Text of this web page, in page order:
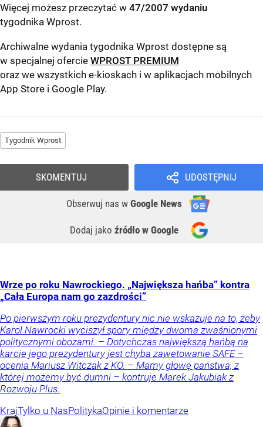
Więcej możesz przeczytać w 47/2007 wydaniu
tygodnika Wprost.
Archiwalne wydania tygodnika Wprost dostępne są
w specjalnej ofercie WPROST PREMIUM
oraz we wszystkich e-kioskach i w aplikacjach mobilnych
App Store i Google Play.
Tygodnik Wprost
UDOSTĘPNIJ
Obserwuj nas w Google News
Dodaj jako źródło w Google
SKOMENTUJ
Wrze po roku Nawrockiego. „Największa hańba” kontra
„Cała Europa nam go zazdrości”
Po pierwszym roku prezydentury nic nie wskazuje na to, żeby
Karol Nawrocki wyciszył spory między dwoma zwaśnionymi
politycznymi obozami. – Dotychczas największą hańbą na
karcie jego prezydentury jest chyba zawetowanie SAFE –
ocenia Mariusz Witczak z KO. – Mamy głowę państwa, z
której możemy być dumni – kontruje Marek Jakubiak z
Rozwoju Plus.
KrajTylko u NasPolitykaOpinie i komentarze